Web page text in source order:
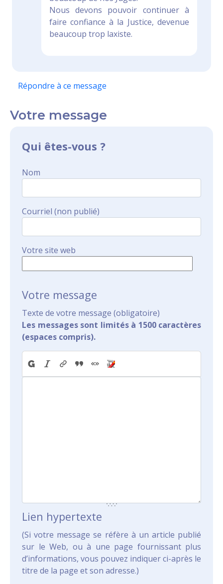
Nous devons pouvoir continuer à
faire confiance à la Justice, devenue
beaucoup trop laxiste.
Répondre à ce message
Votre message
Qui êtes-vous ?
Nom
Courriel (non publié)
Votre site web
Votre message
Texte de votre message (obligatoire)
Les messages sont limités à 1500 caractères
(espaces compris).
Lien hypertexte
(Si votre message se réfère à un article publié
sur le Web, ou à une page fournissant plus
d’informations, vous pouvez indiquer ci-après le
titre de la page et son adresse.)